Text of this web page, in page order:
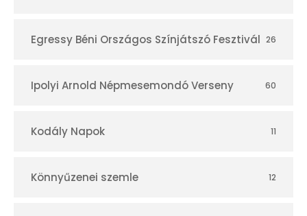
Egressy Béni Országos Színjátszó Fesztivál 26
Ipolyi Arnold Népmesemondó Verseny 60
Kodály Napok 11
Könnyűzenei szemle 12